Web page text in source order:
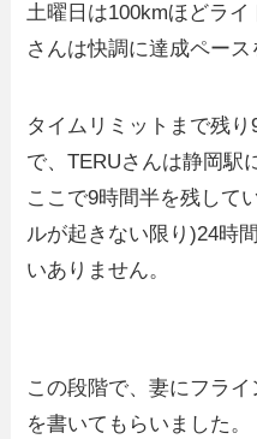
土曜日は100kmほどラ
さんは快調に達成ペース
タイムリミットまで残
で、TERUさんは静岡駅
ここで9時間半を残して
ルが起きない限り)24時
いありません。
この段階で、妻にフラ
を書いてもらいました。